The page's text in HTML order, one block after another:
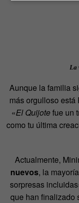
La
Aunque la familia
más orgulloso está
«El Quijotefue un
como tu última
Actualmente,
nuevos, la
sorpresas
que han finalizado